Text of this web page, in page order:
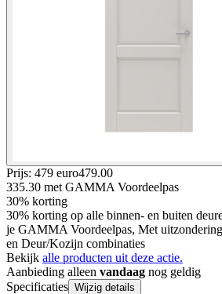
Prijs: 479 euro479.00
335.30 met GAMMA Voordeelpas
30% korting
30% korting op alle binnen- en buiten
je GAMMA Voordeelpas, Met
en Deur/Kozijn combinaties
Bekijk alle producten uit deze actie.
Aanbieding alleen vandaag nog geldig
Specificaties Wijzig details